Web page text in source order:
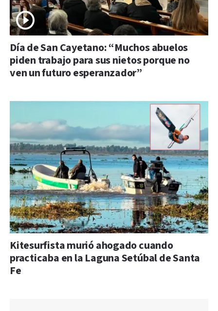
Día de San Cayetano: “Muchos abuelos
piden trabajo para sus nietos porque no
ven un futuro esperanzador”
Kitesurfista murió ahogado cuando
practicaba en la Laguna Setúbal de Santa
Fe